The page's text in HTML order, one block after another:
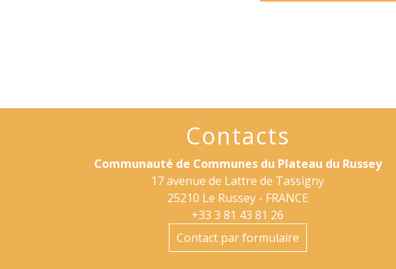
Contacts
Communauté de Communes du Plateau du Russey
17 avenue de Lattre de Tassigny
25210 Le Russey - FRANCE
+33 3 81 43 81 26
Contact par formulaire